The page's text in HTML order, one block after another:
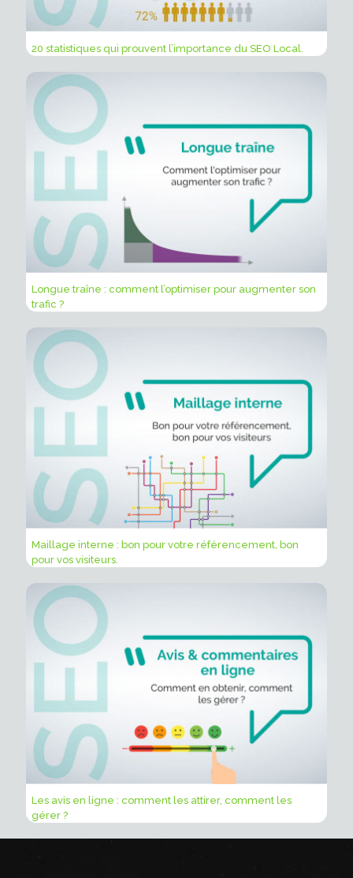
20 statistiques qui prouvent l’importance du SEO Local.
Longue traîne : comment l’optimiser pour augmenter son
trafic ?
Maillage interne : bon pour votre référencement, bon
pour vos visiteurs.
Les avis en ligne : comment les attirer, comment les
gérer ?